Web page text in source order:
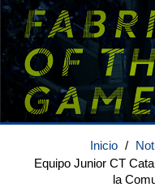
Inicio /
Equipo Junior CT
la